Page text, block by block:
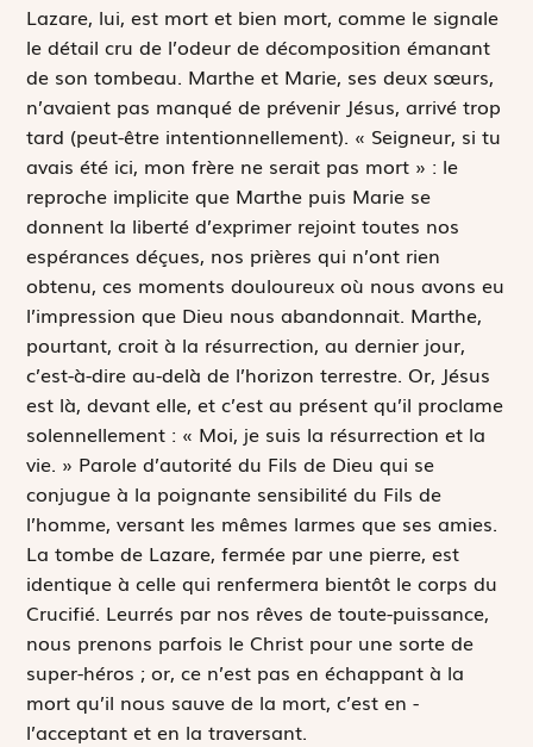
Lazare, lui, est mort et bien mort, comme le signale
le détail cru de l’odeur de décomposition émanant
de son tombeau. Marthe et Marie, ses deux sœurs,
n’avaient pas manqué de prévenir Jésus, arrivé trop
tard (peut-être intentionnellement). « Seigneur, si tu
avais été ici, mon frère ne serait pas mort » : le
reproche implicite que Marthe puis Marie se
donnent la liberté d’exprimer rejoint toutes nos
espérances déçues, nos prières qui n’ont rien
obtenu, ces moments douloureux où nous avons eu
l’impression que Dieu nous abandonnait. Marthe,
pourtant, croit à la résurrection, au dernier jour,
c’est-à-dire au-delà de l’horizon terrestre. Or, Jésus
est là, devant elle, et c’est au présent qu’il proclame
solennellement : « Moi, je suis la résurrection et la
vie. » Parole d’autorité du Fils de Dieu qui se
conjugue à la poignante sensibilité du Fils de
l’homme, versant les mêmes larmes que ses amies.
La tombe de Lazare, fermée par une pierre, est
identique à celle qui ­renfermera bientôt le corps du
Crucifié. Leurrés par nos rêves de toute-puissance,
nous prenons parfois le Christ pour une sorte de
super-héros ; or, ce n’est pas en échappant à la
mort qu’il nous sauve de la mort, c’est en ­
l’acceptant et en la traversant.